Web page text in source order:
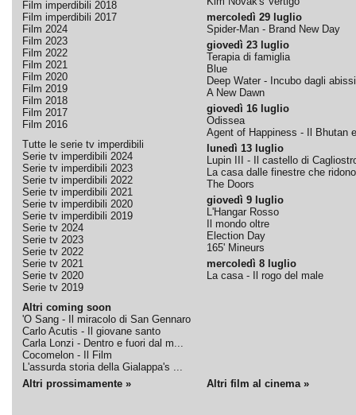
Film imperdibili 2018
Film imperdibili 2017
Film 2024
Film 2023
Film 2022
Film 2021
Film 2020
Film 2019
Film 2018
Film 2017
Film 2016
Tutte le serie tv imperdibili
Serie tv imperdibili 2024
Serie tv imperdibili 2023
Serie tv imperdibili 2022
Serie tv imperdibili 2021
Serie tv imperdibili 2020
Serie tv imperdibili 2019
Serie tv 2024
Serie tv 2023
Serie tv 2022
Serie tv 2021
Serie tv 2020
Serie tv 2019
Altri coming soon
'O Sang - Il miracolo di San Gennaro
Carlo Acutis - Il giovane santo
Carla Lonzi - Dentro e fuori dal m...
Cocomelon - Il Film
L'assurda storia della Gialappa's ...
mercoledì 29 luglio
Spider-Man - Brand New Day
giovedì 23 luglio
Terapia di famiglia
Blue
Deep Water - Incubo dagli abissi
A New Dawn
giovedì 16 luglio
Odissea
Agent of Happiness - Il Bhutan
lunedì 13 luglio
Lupin III - Il castello di
La casa dalle finestre che ridono
The Doors
giovedì 9 luglio
L'Hangar Rosso
Il mondo oltre
Election Day
165' Mineurs
mercoledì 8 luglio
La casa - Il rogo del male
Altri prossimamente » Altri film al cinema »